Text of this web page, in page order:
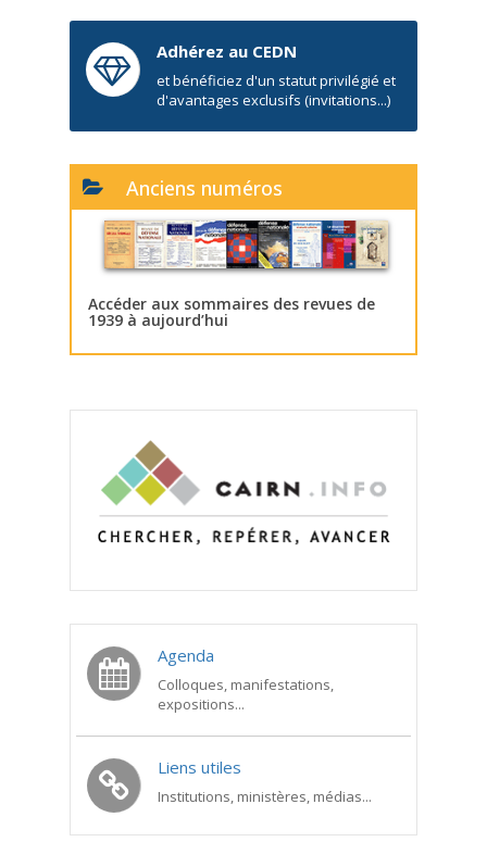
Adhérez au CEDN
et bénéficiez d'un statut privilégié et
d'avantages exclusifs (invitations...)
Anciens numéros
Accéder aux sommaires des revues de
1939 à aujourd’hui
Agenda
Colloques, manifestations,
expositions...
Liens utiles
Institutions, ministères, médias...